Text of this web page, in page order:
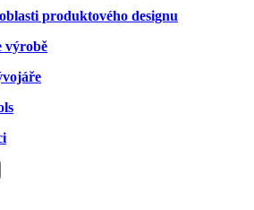
produktového designu
výrobě